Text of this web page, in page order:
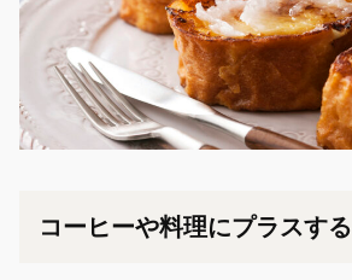
コーヒーや料理にプラスする